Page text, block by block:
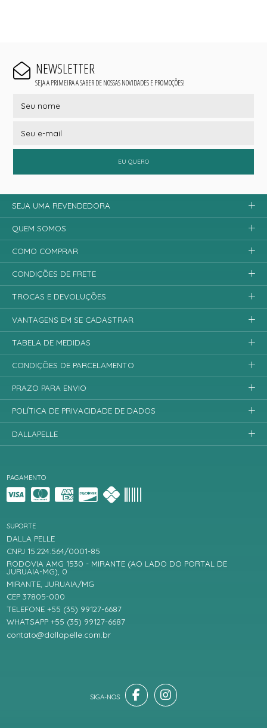
NEWSLETTER
SEJA A PRIMEIRA A SABER DE NOSSAS NOVIDADES E PROMOÇÕES!
EU QUERO
PAGAMENTO
SUPORTE
DALLA PELLE
CNPJ 15.224.564/0001-85
RODOVIA AMG 1530 - MIRANTE (AO LADO DO PORTAL DE
JURUAIA-MG), 0
MIRANTE, JURUAIA/MG
CEP 37805-000
TELEFONE +55 (35) 99127-6687
WHATSAPP +55 (35) 99127-6687
contato@dallapelle.com.br
SEJA UMA REVENDEDORA
QUEM SOMOS
COMO COMPRAR
CONDIÇÕES DE FRETE
TROCAS E DEVOLUÇÕES
VANTAGENS EM SE CADASTRAR
TABELA DE MEDIDAS
CONDIÇÕES DE PARCELAMENTO
PRAZO PARA ENVIO
POLÍTICA DE PRIVACIDADE DE DADOS
DALLAPELLE